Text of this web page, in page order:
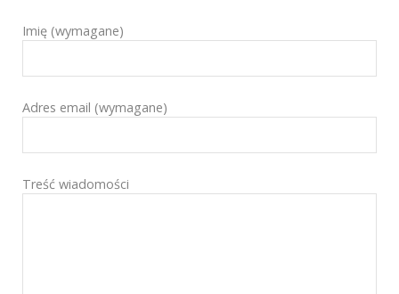
Imię (wymagane)
Adres email (wymagane)
Treść wiadomości